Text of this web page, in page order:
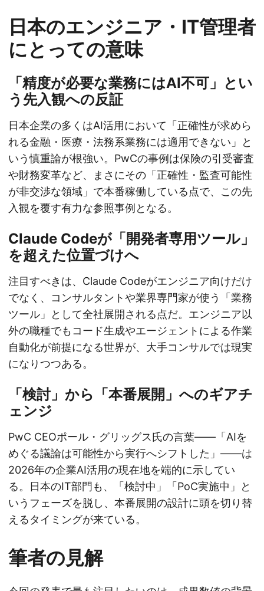
日本のエンジニア・IT管理者
にとっての意味
「精度が必要な業務にはAI不可」とい
う先入観への反証
日本企業の多くはAI活用において「正確性が求めら
れる金融・医療・法務系業務には適用できない」と
いう慎重論が根強い。PwCの事例は保険の引受審査
や財務変革など、まさにその「正確性・監査可能性
が非交渉な領域」で本番稼働している点で、この先
入観を覆す有力な参照事例となる。
Claude Codeが「開発者専用ツール」
を超えた位置づけへ
注目すべきは、Claude Codeがエンジニア向けだけ
でなく、コンサルタントや業界専門家が使う「業務
ツール」として全社展開される点だ。エンジニア以
外の職種でもコード生成やエージェントによる作業
自動化が前提になる世界が、大手コンサルでは現実
になりつつある。
「検討」から「本番展開」へのギアチ
ェンジ
PwC CEOポール・グリッグス氏の言葉——「AIを
めぐる議論は可能性から実行へシフトした」——は
2026年の企業AI活用の現在地を端的に示してい
る。日本のIT部門も、「検討中」「PoC実施中」と
いうフェーズを脱し、本番展開の設計に頭を切り替
えるタイミングが来ている。
筆者の見解